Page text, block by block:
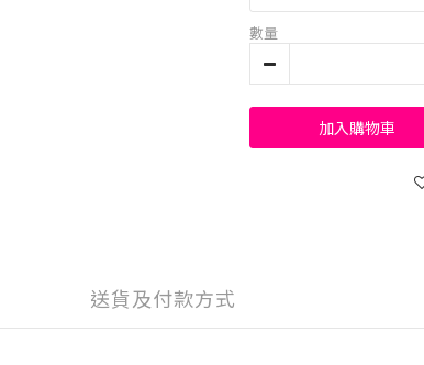
數量
加入購物車
送貨及付款方式